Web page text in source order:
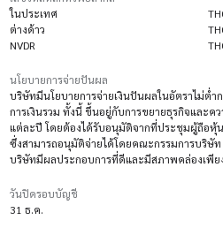
ในประเทศ
ต่างด้าว
NVDR
นโยบายการจ่ายปันผล
บริษัทมีนโยบายการจ่ายเงินปันผลในอัตราไม่ต่ำ
การเงินรวม ทั้งนี้ ขึ้นอยู่กับการขยายธุรกิจและค
แต่ละปี โดยต้องได้รับอนุมัติจากที่ประชุมผู้ถือหุ้น
ซึ่งสามารถอนุมัติจ่ายได้โดยคณะกรรมการบริษั
บริษัทมีผลประกอบการที่ดีและมีสภาพคล่องเพีย
วันปิดรอบบัญชี
31 ธ.ค.